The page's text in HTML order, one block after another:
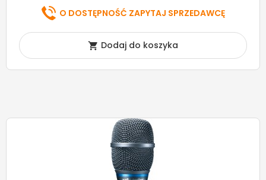
O DOSTĘPNOŚĆ ZAPYTAJ SPRZEDAWCĘ
 Dodaj do koszyka